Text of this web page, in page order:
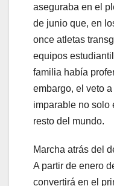
aseguraba en el
de junio que, en
once atletas
equipos
familia había
embargo, el veto
imparable no solo
resto del mundo.
Marcha atrás del
A partir de enero
convertirá en el